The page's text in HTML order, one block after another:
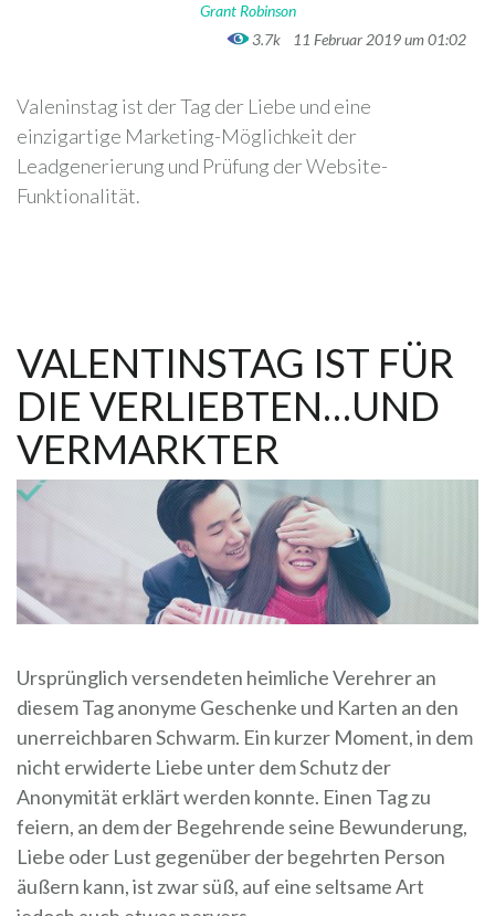
Grant Robinson
3.7k
11 Februar 2019 um 01:02
Valeninstag ist der Tag der Liebe und eine
einzigartige Marketing-Möglichkeit der
Leadgenerierung und Prüfung der Website-
Funktionalität.
VALENTINSTAG IST FÜR
DIE VERLIEBTEN…UND
VERMARKTER
Ursprünglich versendeten heimliche Verehrer an
diesem Tag anonyme Geschenke und Karten an den
unerreichbaren Schwarm. Ein kurzer Moment, in dem
nicht erwiderte Liebe unter dem Schutz der
Anonymität erklärt werden konnte. Einen Tag zu
feiern, an dem der Begehrende seine Bewunderung,
Liebe oder Lust gegenüber der begehrten Person
äußern kann, ist zwar süß, auf eine seltsame Art